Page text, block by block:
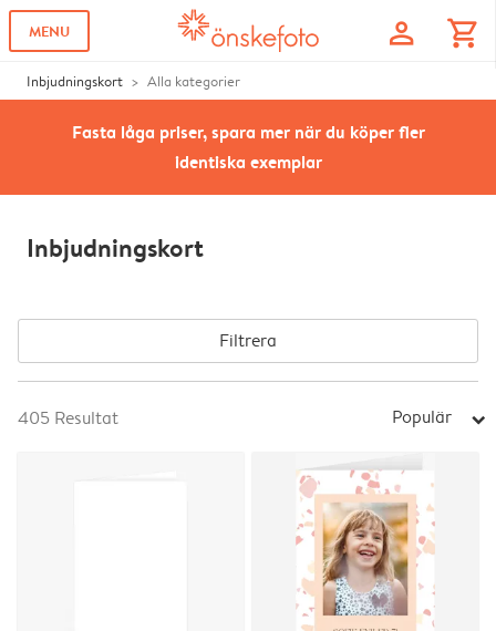
MENU profile shopping_cart
Inbjudningskort Alla kategorier
Fasta låga priser, spara mer när du köper fler
identiska exemplar
Inbjudningskort
Filtrera
405 Resultat Populär arrow_right